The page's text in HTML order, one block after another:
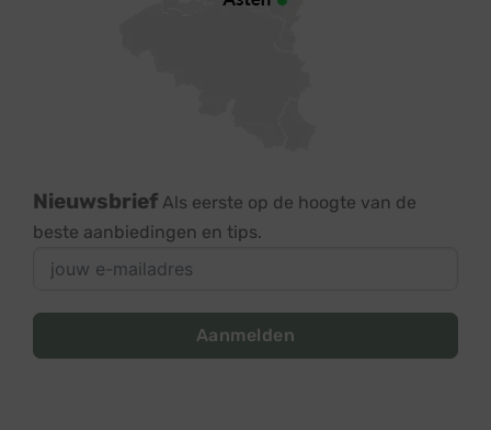
Nieuwsbrief Als eerste op de hoogte van de
beste aanbiedingen en tips.
Aanmelden